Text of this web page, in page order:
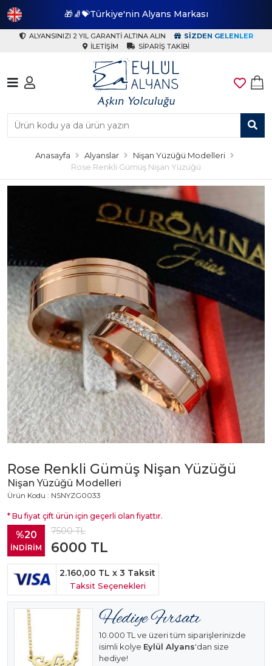
🎁🧦💝Türkiye'nin Alyans Markası
ALYANSINIZI 2 YIL GARANTI ALTINA ALIN
SIZDEN GELENLER
İLETIŞIM
SIPARIŞ TAKIBI
Anasayfa Alyanslar
Nişan Yüzüğü Modelleri
Rose Renkli Gümüş Nişan Yüzüğü
Rose Renkli Gümüş Nişan Yüzüğü
Nişan Yüzüğü Modelleri
Ürün Kodu : NSNYZG0033
* Bu fiyat çift ürün için geçerli olan fiyattır.
%20
İNDİRİM
7500TL
6000 TL
2.160,00 TL x 3 Taksit
Taksit Seçenekleri
10.000 TL ve üzeri tüm siparişlerinizde
isimli kolye Eylül Alyans'dan size
hediye!